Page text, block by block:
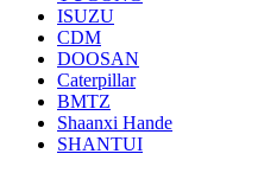
ISUZU
CDM
DOOSAN
Caterpillar
BMTZ
Shaanxi Hande
SHANTUI